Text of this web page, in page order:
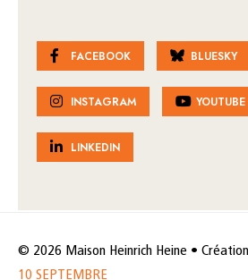
FACEBOOK BLUESKY
INSTAGRAM YOUTUBE
LINKEDIN
© 2026 Maison Heinrich Heine •
10 SEPTEMBRE